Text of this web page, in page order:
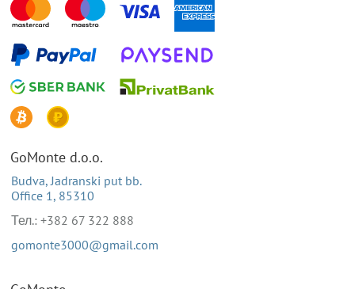
GoMonte d.o.o.
Budva, Jadranski put bb.
Office 1, 85310
Тел.: +382 67 322 888
gomonte3000@gmail.com